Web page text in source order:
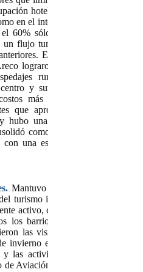
hotelera estuvo por debajo
en el interior. En Mar del Plata
60% sólo en algunos días
flujo turístico contenido, con
En el interior provincial
lograron niveles de ocupación
rurales. Se destacaron
y sur y los destinos
más bajos. Las
que aprovecharon la
hubo una fuerte presencia de
como una opción cercana
con una estadía media de 3
Mantuvo un flujo turístico
turismo internacional. Como
activo, con una agenda
los barrios, orientadas
las visitas guiadas al
invierno en el Parque de la
las actividades técnicas y
de Aviación Policial. Además, se